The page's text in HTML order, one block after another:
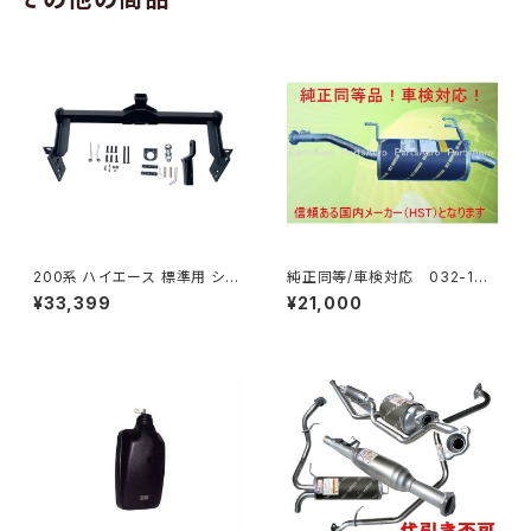
200系 ハイエース 標準用 シャ
ックル 付き ヒッチ メンバー ボ
ールマウント ヒッチマウント トレ
¥33,399
純正同等/車検対応 032-132
タウンエース ライトエース トラ
ック
¥21,000